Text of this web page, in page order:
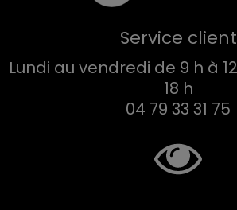
Service client
Lundi au vendredi de 9 h à
18 h
04 79 33 31 75